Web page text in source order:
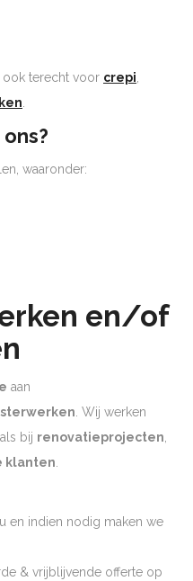
ook terecht voor crepi,
.
waaronder:
en/of
aan
. Wij werken
als bij renovatieprojecten,
klanten.
en indien nodig maken we
& vrijblijvende offerte op